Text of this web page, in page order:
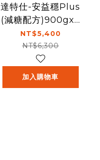
達特仕-安益穩Plus
(減糖配方)900gx7
罐(加贈桂格大燕麥
片10包)
NT$5,400
NT$6,300
加入購物車